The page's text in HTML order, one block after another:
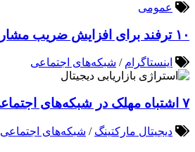
عمومی
۱۰ ترفند برای افزایش ضریب مشارکت در اینستاگرام
اینستاگرام / شبکه‌های اجتماعی
۷ اشتباه مهلک در شبکه‌های اجتماعی
دیجیتال مارکتینگ / شبکه‌های اجتماعی